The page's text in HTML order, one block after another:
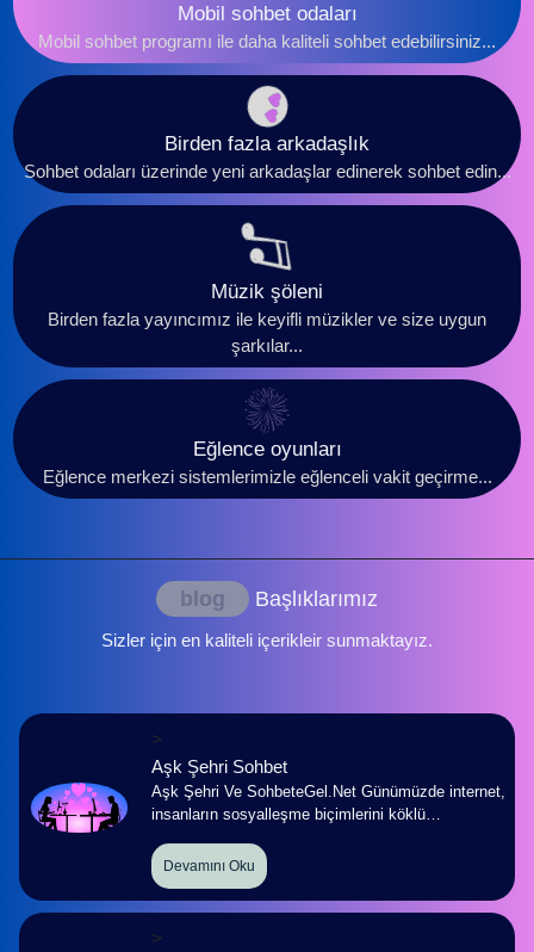
Mobil sohbet odaları
Mobil sohbet programı ile daha kaliteli sohbet edebilirsiniz...
Birden fazla arkadaşlık
Sohbet odaları üzerinde yeni arkadaşlar edinerek sohbet edin...
Müzik şöleni
Birden fazla yayıncımız ile keyifli müzikler ve size uygun
şarkılar...
Eğlence oyunları
Eğlence merkezi sistemlerimizle eğlenceli vakit geçirme...
blog Başlıklarımız
Sizler için en kaliteli içerikleir sunmaktayız.
>
Aşk Şehri Sohbet
Aşk Şehri Ve SohbeteGel.Net Günümüzde internet,
insanların sosyalleşme biçimlerini köklü…
Devamını Oku
>